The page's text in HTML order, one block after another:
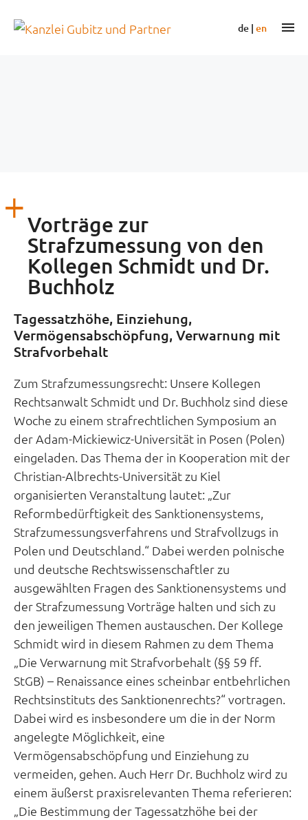
Inhalt
de | en
Vorträge zur
Strafzumessung von den
Kollegen Schmidt und Dr.
Buchholz
Tagessatzhöhe, Einziehung,
Vermögensabschöpfung, Verwarnung mit
Strafvorbehalt
Zum Strafzumessungsrecht: Unsere Kollegen
Rechtsanwalt Schmidt und Dr. Buchholz sind diese
Woche zu einem strafrechtlichen Symposium an
der Adam-Mickiewicz-Universität in Posen (Polen)
eingeladen. Das Thema der in Kooperation mit der
Christian-Albrechts-Universität zu Kiel
organisierten Veranstaltung lautet: „Zur
Reformbedürftigkeit des Sanktionensystems,
Strafzumessungsverfahrens und Strafvollzugs in
Polen und Deutschland.“ Dabei werden polnische
und deutsche Rechtswissenschaftler zu
ausgewählten Fragen des Sanktionensystems und
der Strafzumessung Vorträge halten und sich zu
den jeweiligen Themen austauschen. Der Kollege
Schmidt wird in diesem Rahmen zu dem Thema
„Die Verwarnung mit Strafvorbehalt (§§ 59 ff.
StGB) – Renaissance eines scheinbar entbehrlichen
Rechtsinstituts des Sanktionenrechts?“ vortragen.
Dabei wird es insbesondere um die in der Norm
angelegte Möglichkeit, eine
Vermögensabschöpfung und Einziehung zu
vermeiden, gehen. Auch Herr Dr. Buchholz wird zu
einem äußerst praxisrelevanten Thema referieren:
„Die Bestimmung der Tagessatzhöhe bei der